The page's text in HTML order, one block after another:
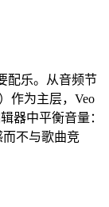
配乐。从音频节
作为主层，Veo
器中平衡音量：
而不与歌曲竞